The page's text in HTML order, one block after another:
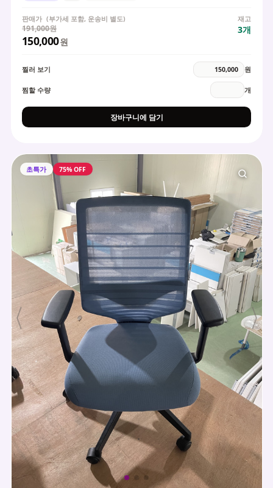
판매가 (부가세 포함, 운송비 별도)
191,000원
150,000원
재고
3개
찔러 보기 원
찜할 수량 개
장바구니에 담기
초특가 75% OFF